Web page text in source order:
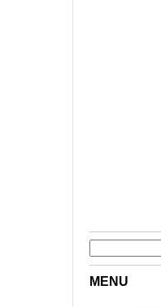
MENU